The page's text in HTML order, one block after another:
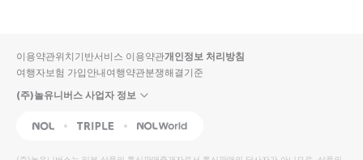
입니
다.
높
동
순
상
이용약관위치기반서비스 이용약관개인정보 처리방침
여행자보험 가입안내여행약관분쟁해결기준
(주)놀유니버스 사업자 정보
NOL Triple Interpark Global